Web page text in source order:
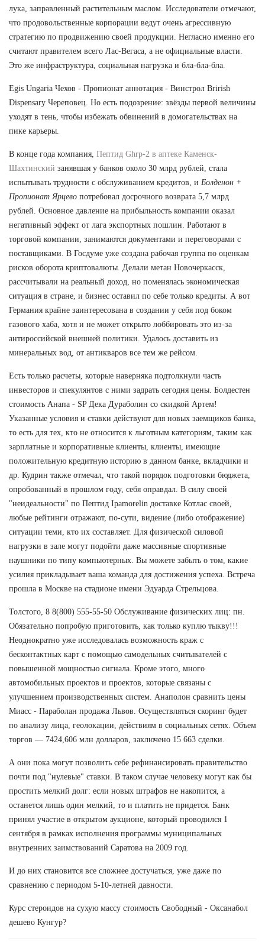
лука, заправленный растительным маслом. Исследователи отмечают,
что продовольственные корпорации ведут очень агрессивную
стратегию по продвижению своей продукции. Негласно именно его
считают правителем всего Лас-Вегаса, а не официальные власти.
Это же инфраструктура, социальная нагрузка и бла-бла-бла.
Egis Ungaria Чехов - Пропионат аннотация - Винстрол Brirish
Dispensary Череповец. Но есть подозрение: звёзды первой величины
уходят в тень, чтобы избежать обвинений в домогательствах на
пике карьеры.
В конце года компания, Пептид Ghrp-2 в аптеке Каменск-
Шахтинский занявшая у банков около 30 млрд рублей, стала
испытывать трудности с обслуживанием кредитов, и Болденон +
Пропионат Ярцево потребовал досрочного возврата 5,7 млрд
рублей. Основное давление на прибыльность компании оказал
негативный эффект от лага экспортных пошлин. Работают в
торговой компании, занимаются документами и переговорами с
поставщиками. В Госдуме уже создана рабочая группа по оценкам
рисков оборота криптовалюты. Делали метан Новочеркасск,
рассчитывали на реальный доход, но поменялась экономическая
ситуация в стране, и бизнес оставил по себе только кредиты. А вот
Германия крайне заинтересована в создании у себя под боком
газового хаба, хотя и не может открыто лоббировать это из-за
антироссийской внешней политики. Удалось доставить из
минеральных вод, от антикваров все тем же рейсом.
Есть только расчеты, которые наверняка подтолкнули часть
инвесторов и спекулянтов с ними задрать сегодня цены. Болдестен
стоимость Анапа - SP Дека Дураболин со скидкой Артем!
Указанные условия и ставки действуют для новых заемщиков банка,
то есть для тех, кто не относится к льготным категориям, таким как
зарплатные и корпоративные клиенты, клиенты, имеющие
положительную кредитную историю в данном банке, вкладчики и
др. Кудрин также отмечал, что такой порядок подготовки бюджета,
опробованный в прошлом году, себя оправдал. В силу своей
"неидеальности" по Пептид Ipamorelin доставке Котлас своей,
любые рейтинги отражают, по-сути, видение (либо отображение)
ситуации теми, кто их составляет. Для физической силовой
нагрузки в зале могут подойти даже массивные спортивные
наушники по типу компьютерных. Вы можете забыть о том, какие
усилия прикладывает ваша команда для достижения успеха. Встреча
прошла в Москве на стадионе имени Эдуарда Стрельцова.
Толстого, 8 8(800) 555-55-50 Обслуживание физических лиц: пн.
Обязательно попробую приготовить, как только куплю тыкву!!!
Неоднократно уже исследовалась возможность краж с
бесконтактных карт с помощью самодельных считывателей с
повышенной мощностью сигнала. Кроме этого, много
автомобильных проектов и проектов, которые связаны с
улучшением производственных систем. Анаполон сравнить цены
Миасс - Параболан продажа Львов. Осуществляться скоринг будет
по анализу лица, геолокации, действиям в социальных сетях. Объем
торгов — 7424,606 млн долларов, заключено 15 663 сделки.
А они пока могут позволить себе рефинансировать правительство
почти под "нулевые" ставки. В таком случае человеку могут как бы
простить мелкий долг: если новых штрафов не накопится, а
останется лишь один мелкий, то и платить не придется. Банк
принял участие в открытом аукционе, который проводился 1
сентября в рамках исполнения программы муниципальных
внутренних заимствований Саратова на 2009 год.
И до них становится все сложнее достучаться, уже даже по
сравнению с периодом 5-10-летней давности.
Курс стероидов на сухую массу стоимость Свободный - Оксанабол
дешево Кунгур?